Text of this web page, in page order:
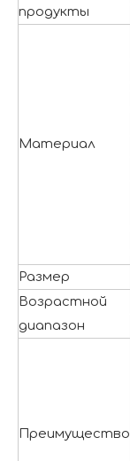
продукты
Материал
Размер
Возрастной
диапазон
Преимущество